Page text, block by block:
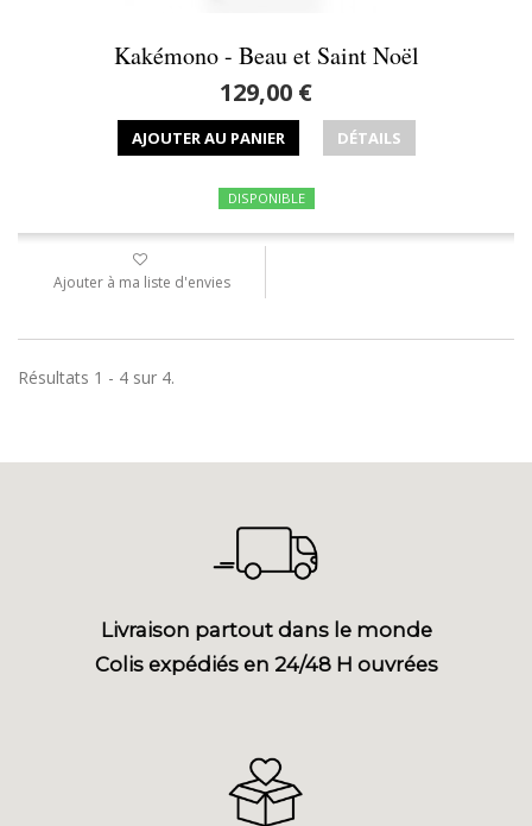
Kakémono - Beau et Saint Noël
129,00 €
AJOUTER AU PANIER DÉTAILS
DISPONIBLE
Ajouter à ma liste d'envies
Résultats 1 - 4 sur 4.
Livraison partout dans le monde
Colis expédiés en 24/48 H ouvrées